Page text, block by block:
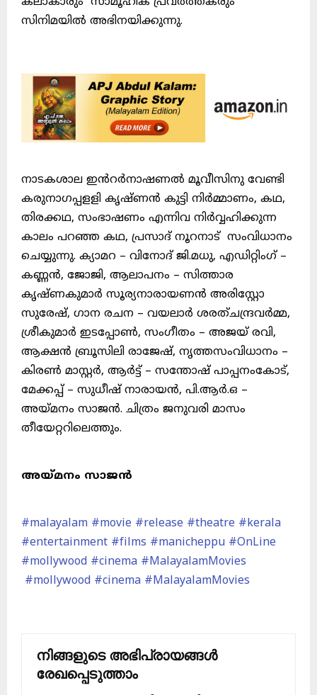
സിനിമയിൽ അഭിനയിക്കുന്നു.
നാടകശാല ഇൻറർനാഷണൽ മൂവീസിനു വേണ്ടി
കരുനാഗപ്പളളി കൃഷ്ണൻ കുട്ടി നിർമ്മാണം, കഥ,
തിരക്കഥ, സംഭാഷണം എന്നിവ നിർവ്വഹിക്കുന്ന
കാലം പറഞ്ഞ കഥ, പ്രസാദ് നൂറനാട് സംവിധാനം
ചെയ്യുന്നു. ക്യാമറ – വിനോദ് ജി.മധു, എഡിറ്റിംഗ് –
കണ്ണൻ, ജോജി, ആലാപനം – സിത്താര
കൃഷ്ണകുമാർ സൂര്യനാരായണൻ അരിസ്റ്റോ
സുരേഷ്, ഗാന രചന – വയലാർ ശരത്ചന്ദ്രവർമ്മ,
ശ്രീകുമാർ ഇടപ്പോൺ, സംഗീതം – അജയ് രവി,
ആക്ഷൻ ബ്രൂസിലി രാജേഷ്, നൃത്തസംവിധാനം –
കിരൺ മാസ്റ്റർ, ആർട്ട് – സന്തോഷ് പാപ്പനംകോട്,
മേക്കപ്പ് – സുധീഷ് നാരായൻ, പി.ആർ.ഒ –
അയ്മനം സാജൻ. ചിത്രം ജനുവരി മാസം
തീയേറ്ററിലെത്തും.
അയ്മനം സാജൻ
#malayalam #movie #release #theatre #kerala
#entertainment #films #manicheppu #OnLine
#mollywood #cinema #MalayalamMovies
#mollywood #cinema #MalayalamMovies
നിങ്ങളുടെ അഭിപ്രായങ്ങൾ
രേഖപ്പെടുത്താം